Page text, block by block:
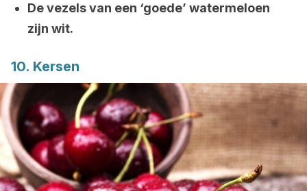
De vezels van een ‘goede’ watermeloen
zijn wit.
10. Kersen